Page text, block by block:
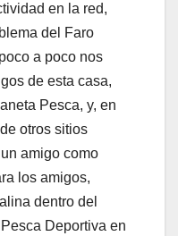
en la red,
del Faro
a poco nos
de esta casa,
Pesca, y, en
otros sitios
amigo como
los amigos,
dentro del
Deportiva en